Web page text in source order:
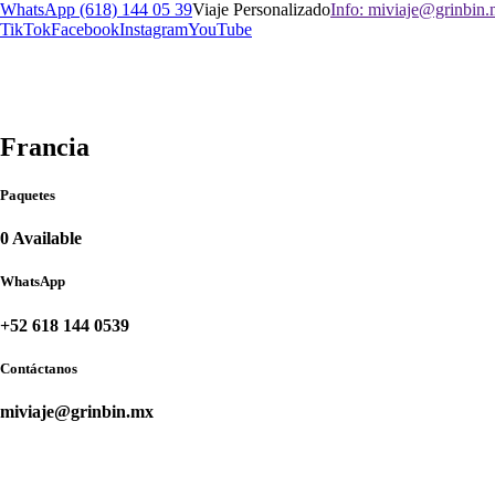
WhatsApp (618) 144 05 39Viaje PersonalizadoInfo:
TikTokFacebookInstagramYouTube
Francia
Paquetes
0 Available
WhatsApp
+52 618 144 0539
Contáctanos
miviaje@grinbin.mx